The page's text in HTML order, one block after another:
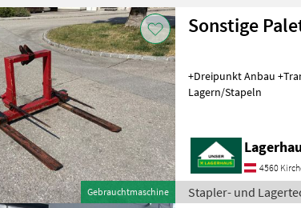
Gebrauchtmaschine
Sonstige
+Dreipunkt Anbau +Tranportdorn Stapler- und Lagertechnik
Lagern/Stapeln
4560
Stapler- und